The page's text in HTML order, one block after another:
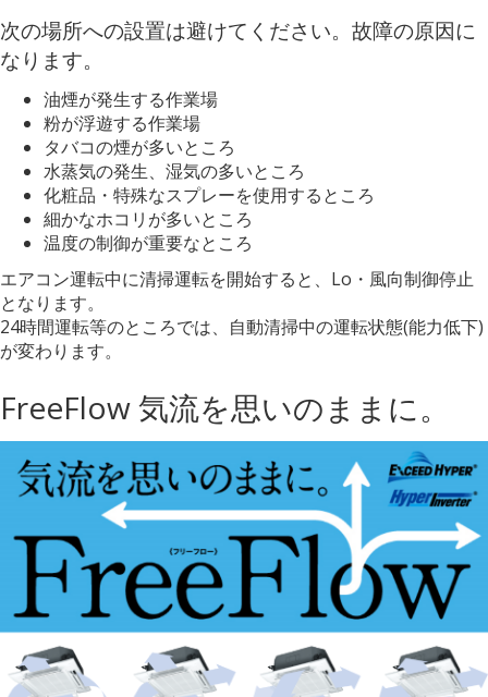
次の場所への設置は避けてください。故障の原因に
なります。
油煙が発生する作業場
粉が浮遊する作業場
タバコの煙が多いところ
水蒸気の発生、湿気の多いところ
化粧品・特殊なスプレーを使用するところ
細かなホコリが多いところ
温度の制御が重要なところ
エアコン運転中に清掃運転を開始すると、Lo・風向制御停止
となります。
24時間運転等のところでは、自動清掃中の運転状態(能⼒低下)
が変わります。
FreeFlow 気流を思いのままに。